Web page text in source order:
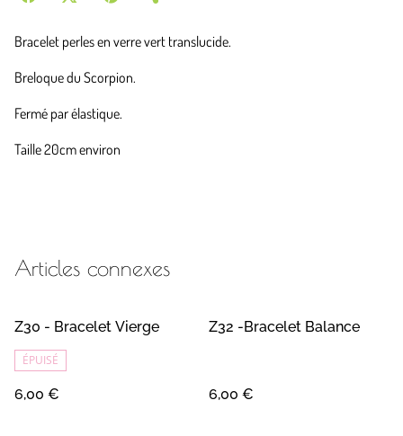
Bracelet perles en verre vert translucide.
Breloque du Scorpion.
Fermé par élastique.
Taille 20cm environ
Articles connexes
Z30 - Bracelet Vierge
ÉPUISÉ
6,00 €
Z32 -Bracelet Balance
6,00 €